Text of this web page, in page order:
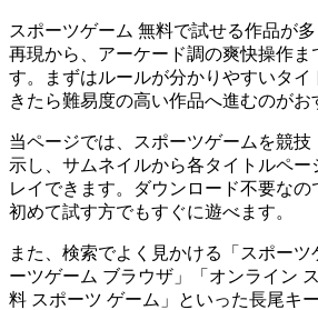
スポーツゲーム 無料で試せる作品が
再現から、アーケード調の爽快操作ま
す。まずはルールが分かりやすいタイ
きたら難易度の高い作品へ進むのがお
当ページでは、スポーツゲームを競
示し、サムネイルから各タイトルペ
レイできます。ダウンロード不要な
初めて試す方でもすぐに遊べます。
また、検索でよく見かける「スポー
ーツゲーム ブラウザ」「オンライン
料 スポーツ ゲーム」といった長尾キ